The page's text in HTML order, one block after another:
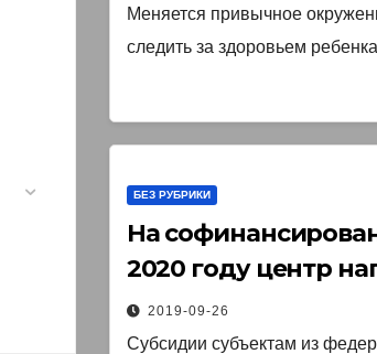
Меняется привычное
следить за здоровьем
БЕЗ РУБРИКИ
На
2020 году центр
2019-09-26
Субсидии субъектам из